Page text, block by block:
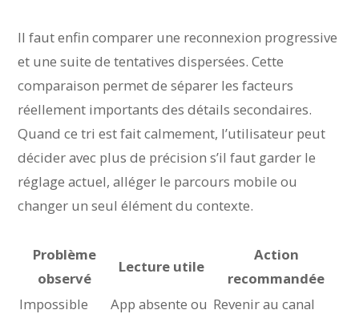
Il faut enfin comparer une reconnexion progressive
et une suite de tentatives dispersées. Cette
comparaison permet de séparer les facteurs
réellement importants des détails secondaires.
Quand ce tri est fait calmement, l’utilisateur peut
décider avec plus de précision s’il faut garder le
réglage actuel, alléger le parcours mobile ou
changer un seul élément du contexte.
Problème
observé
Lecture utile
Action
recommandée
Impossible
App absente ou Revenir au canal